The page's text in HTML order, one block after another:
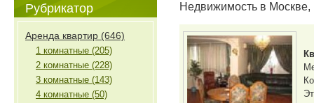
Рубрикатор
Аренда квартир (646)
1 комнатные (205)
2 комнатные (228)
3 комнатные (143)
4 комнатные (50)
Недвижимость в Москве,